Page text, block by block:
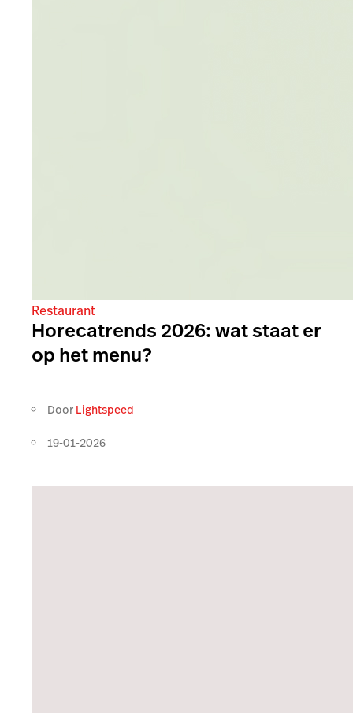
Restaurant
Horecatrends 2026: wat staat er
op het menu?
Door Lightspeed
19-01-2026